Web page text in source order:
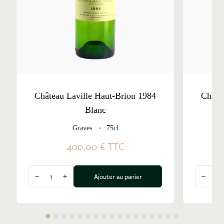
Château Laville Haut-Brion 1984
Blanc
Graves 75cl
400,00 €TTC
Diminuer la quantité
Augmenter la quantité
Ajouter au panier